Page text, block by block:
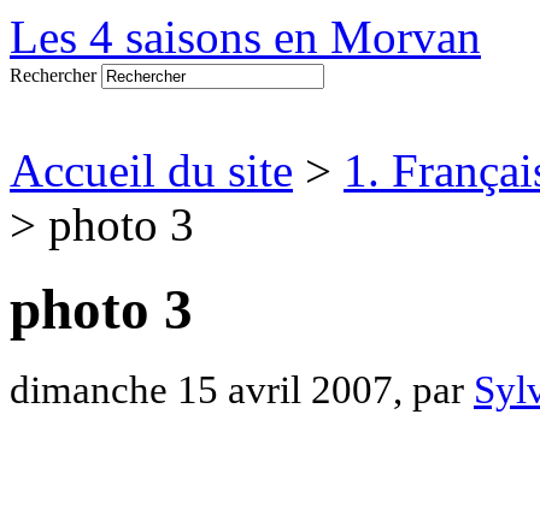
Les 4 saisons en Morvan
Rechercher
Accueil du site > 1.
> photo 3
photo 3
dimanche 15 avril 2007, par